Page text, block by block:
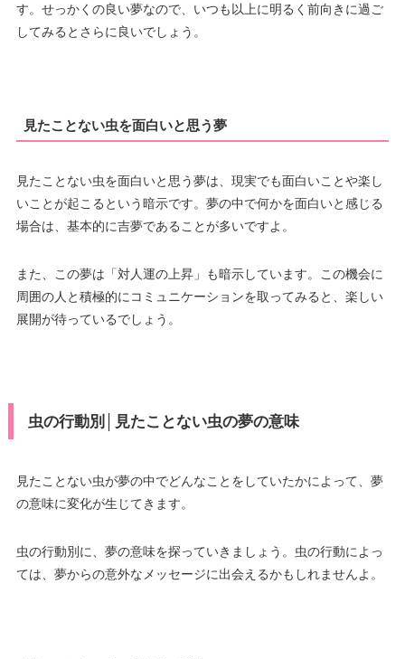
す。せっかくの良い夢なので、いつも以上に明るく前向きに過ご
してみるとさらに良いでしょう。
見たことない虫を面白いと思う夢
見たことない虫を面白いと思う夢は、現実でも面白いことや楽し
いことが起こるという暗示です。夢の中で何かを面白いと感じる
場合は、基本的に吉夢であることが多いですよ。
また、この夢は「対人運の上昇」も暗示しています。この機会に
周囲の人と積極的にコミュニケーションを取ってみると、楽しい
展開が待っているでしょう。
虫の行動別│見たことない虫の夢の意味
見たことない虫が夢の中でどんなことをしていたかによって、夢
の意味に変化が生じてきます。
虫の行動別に、夢の意味を探っていきましょう。虫の行動によっ
ては、夢からの意外なメッセージに出会えるかもしれませんよ。